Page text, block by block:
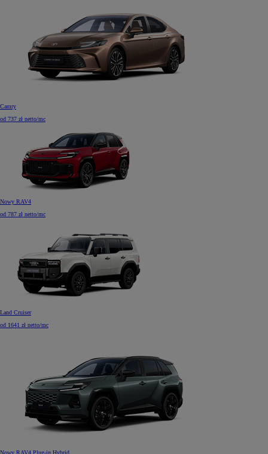
Camry
od 737 zł netto/mc
Nowy RAV4
od 787 zł netto/mc
Land Cruiser
od 1641 zł netto/mc
Nowy RAV4 Plug-in Hybrid